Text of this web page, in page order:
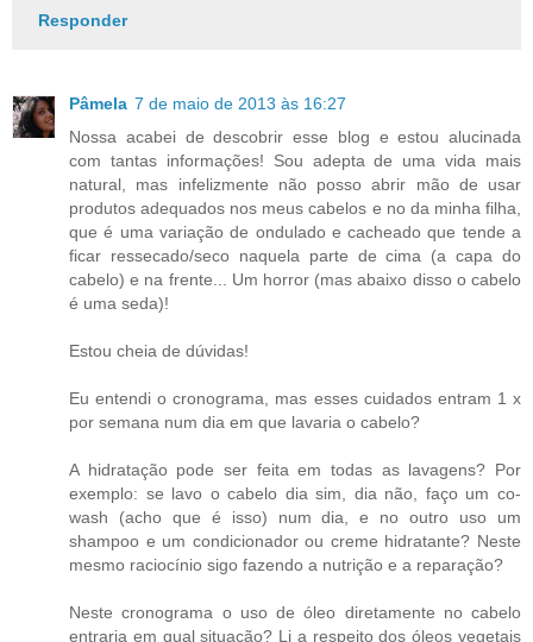
Responder
Pâmela 7 de maio de 2013 às 16:27
Nossa acabei de descobrir esse blog e estou alucinada
com tantas informações! Sou adepta de uma vida mais
natural, mas infelizmente não posso abrir mão de usar
produtos adequados nos meus cabelos e no da minha filha,
que é uma variação de ondulado e cacheado que tende a
ficar ressecado/seco naquela parte de cima (a capa do
cabelo) e na frente... Um horror (mas abaixo disso o cabelo
é uma seda)!
Estou cheia de dúvidas!
Eu entendi o cronograma, mas esses cuidados entram 1 x
por semana num dia em que lavaria o cabelo?
A hidratação pode ser feita em todas as lavagens? Por
exemplo: se lavo o cabelo dia sim, dia não, faço um co-
wash (acho que é isso) num dia, e no outro uso um
shampoo e um condicionador ou creme hidratante? Neste
mesmo raciocínio sigo fazendo a nutrição e a reparação?
Neste cronograma o uso de óleo diretamente no cabelo
entraria em qual situação? Li a respeito dos óleos vegetais